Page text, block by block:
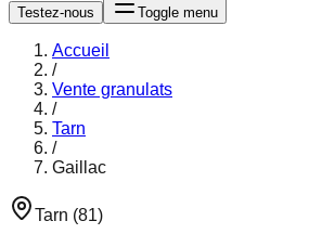
Testez-nous Toggle menu
Accueil
/
Vente granulats
/
Tarn
/
Gaillac
Tarn (81)